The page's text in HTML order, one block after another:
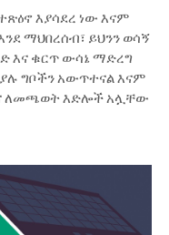
እያሳደረ ነው እናም
ማህበረሰብ፣ ይህንን ወሳኝ
እና ቁርጥ ውሳኔ ማድረግ
ግቦችን አውጥተናል እናም
ለመጫወት እድሎች አሏቸው